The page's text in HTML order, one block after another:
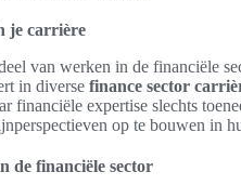
je carrière
van werken in de financiële
in diverse finance sector
financiële expertise slechts
op te bouwen in
de financiële sector